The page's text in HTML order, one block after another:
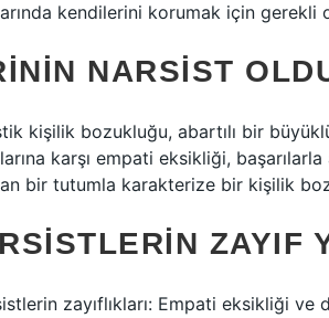
kendilerini korumak için
NARSIST
kişilik bozukluğu, abartılı bir
karşı empati eksikliği,
bir tutumla karakterize bir kişilik
ZAYIF
zayıflıkları: Empati eksikliği ve